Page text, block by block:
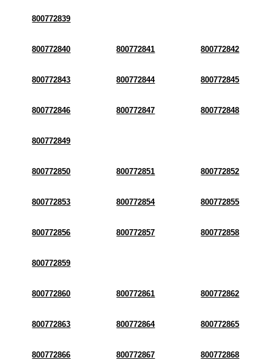
800772839
800772840 800772841 800772842
800772843 800772844 800772845
800772846 800772847 800772848
800772849
800772850 800772851 800772852
800772853 800772854 800772855
800772856 800772857 800772858
800772859
800772860 800772861 800772862
800772863 800772864 800772865
800772866 800772867 800772868